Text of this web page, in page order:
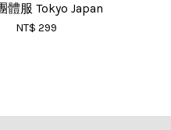
體服 Tokyo Japan
NT$ 299